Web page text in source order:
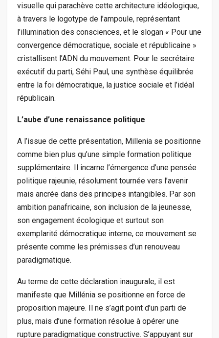
visuelle qui parachève cette architecture idéologique,
à travers le logotype de l’ampoule, représentant
l’illumination des consciences, et le slogan « Pour une
convergence démocratique, sociale et républicaine »
cristallisent l’ADN du mouvement. Pour le secrétaire
exécutif du parti, Séhi Paul, une synthèse équilibrée
entre la foi démocratique, la justice sociale et l’idéal
républicain.
L’aube d’une renaissance politique
A l’issue de cette présentation, Millenia se positionne
comme bien plus qu’une simple formation politique
supplémentaire. Il incarne l’émergence d’une pensée
politique rajeunie, résolument tournée vers l’avenir
mais ancrée dans des principes intangibles. Par son
ambition panafricaine, son inclusion de la jeunesse,
son engagement écologique et surtout son
exemplarité démocratique interne, ce mouvement se
présente comme les prémisses d’un renouveau
paradigmatique.
Au terme de cette déclaration inaugurale, il est
manifeste que Millénia se positionne en force de
proposition majeure. Il ne s’agit point d’un parti de
plus, mais d’une formation résolue à opérer une
rupture paradigmatique constructive. S’appuyant sur